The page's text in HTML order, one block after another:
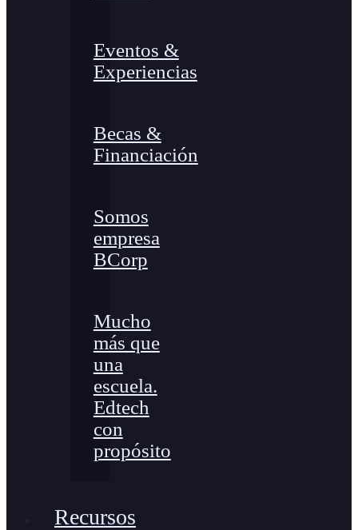
Eventos &
Experiencias
Becas &
Financiación
Somos
empresa
BCorp
Mucho
más que
una
escuela.
Edtech
con
propósito
Recursos